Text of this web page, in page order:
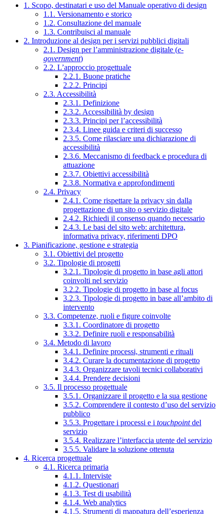
1. Scopo, destinatari e uso del Manuale operativo di design
1.1. Versionamento e storico
1.2. Consultazione del manuale
1.3. Contribuisci al manuale
2. Introduzione al design per i servizi pubblici digitali
2.1. Design per l’amministrazione digitale (e-
government)
2.2. L’approccio progettuale
2.2.1. Buone pratiche
2.2.2. Principi
2.3. Accessibilità
2.3.1. Definizione
2.3.2. Accessibilità by design
2.3.3. Principi per l’accessibilità
2.3.4. Linee guida e criteri di successo
2.3.5. Come rilasciare una dichiarazione di
accessibilità
2.3.6. Meccanismo di feedback e procedura di
attuazione
2.3.7. Obiettivi accessibilità
2.3.8. Normativa e approfondimenti
2.4. Privacy
2.4.1. Come rispettare la privacy sin dalla
progettazione di un sito o servizio digitale
2.4.2. Richiedi il consenso quando necessario
2.4.3. Le basi del sito web: architettura,
informativa privacy, riferimenti DPO
3. Pianificazione, gestione e strategia
3.1. Obiettivi del progetto
3.2. Tipologie di progetti
3.2.1. Tipologie di progetto in base agli attori
coinvolti nel servizio
3.2.2. Tipologie di progetto in base al focus
3.2.3. Tipologie di progetto in base all’ambito di
intervento
3.3. Competenze, ruoli e figure coinvolte
3.3.1. Coordinatore di progetto
3.3.2. Definire ruoli e responsabilità
3.4. Metodo di lavoro
3.4.1. Definire processi, strumenti e rituali
3.4.2. Curare la documentazione di progetto
3.4.3. Organizzare tavoli tecnici collaborativi
3.4.4. Prendere decisioni
3.5. Il processo progettuale
3.5.1. Organizzare il progetto e la sua gestione
3.5.2. Comprendere il contesto d’uso del servizio
pubblico
3.5.3. Progettare i processi e i touchpointdel
servizio
3.5.4. Realizzare l’interfaccia utente del servizio
3.5.5. Validare la soluzione ottenuta
4. Ricerca progettuale
4.1. Ricerca primaria
4.1.1. Interviste
4.1.2. Questionari
4.1.3. Test di usabilità
4.1.4. Web analytics
4.1.5. Strumenti di mappatura dell’esperienza